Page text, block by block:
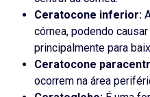
Ceratocone inferior:
córnea, podendo
principalmente para
Ceratocone
ocorrem na área